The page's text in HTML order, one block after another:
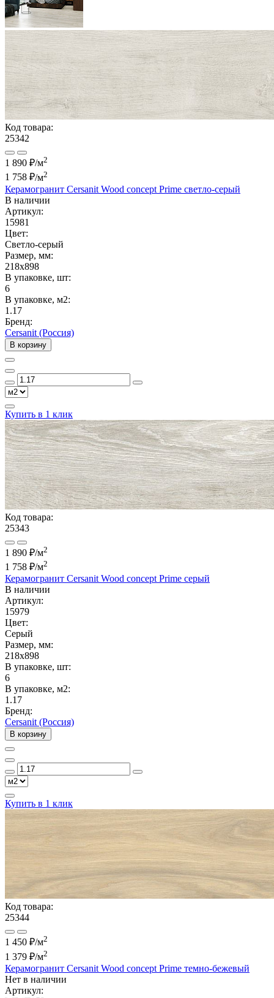
Код товара:
25342
1 890 ₽/м2
1 758 ₽/м2
Керамогранит Cersanit Wood concept Prime светло-серый
В наличии
Артикул:
15981
Цвет:
Светло-серый
Размер, мм:
218x898
В упаковке, шт:
6
В упаковке, м2:
1.17
Бренд:
Cersanit (Россия)
В корзину
Купить в 1 клик
Код товара:
25343
1 890 ₽/м2
1 758 ₽/м2
Керамогранит Cersanit Wood concept Prime серый
В наличии
Артикул:
15979
Цвет:
Серый
Размер, мм:
218x898
В упаковке, шт:
6
В упаковке, м2:
1.17
Бренд:
Cersanit (Россия)
В корзину
Купить в 1 клик
Код товара:
25344
1 450 ₽/м2
1 379 ₽/м2
Керамогранит Cersanit Wood concept Prime темно-бежевый
Нет в наличии
Артикул: